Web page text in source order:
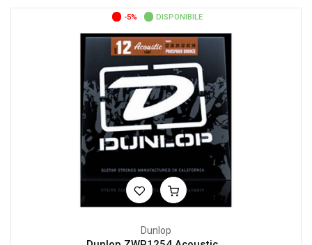
-5% DISPONIBILE
Dunlop